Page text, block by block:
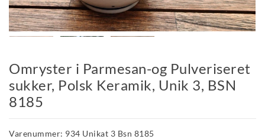
Omryster i Parmesan-og Pulveriseret
sukker, Polsk Keramik, Unik 3, BSN
8185
Varenummer: 934 Unikat 3 Bsn 8185